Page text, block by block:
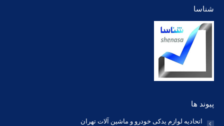
opens
in
new
window
new
window
in
new
window
in
new
شناسا
پیوند ها
اتحادیه لوازم یدکی خودرو و ماشین آلات تهران